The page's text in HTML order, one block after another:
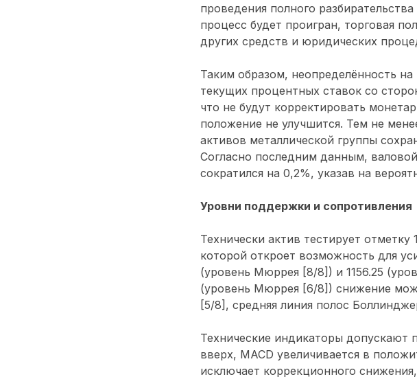
проведения полного
процесс будет проигран, торговая
других средств и юридических
Таким образом, неопределённость
текущих процентных ставок со
что не будут корректировать
положение не улучшится. Тем не
активов металлической группы
Согласно последним данным,
сократился на 0,2%, указав на
Уровни поддержки и сопротивления
Технически актив тестирует
которой откроет возможность для
(уровень Мюррея [8/8]) и 1156.25
(уровень Мюррея [6/8]) снижение
[5/8], средняя линия полос
Технические индикаторы
вверх, MACD увеличивается в
исключает коррекционного